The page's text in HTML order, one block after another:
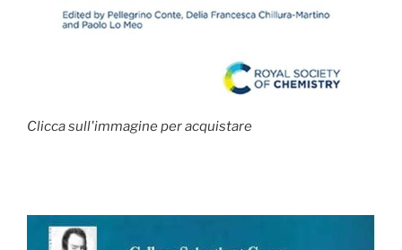
Clicca sull'immagine per acquistare